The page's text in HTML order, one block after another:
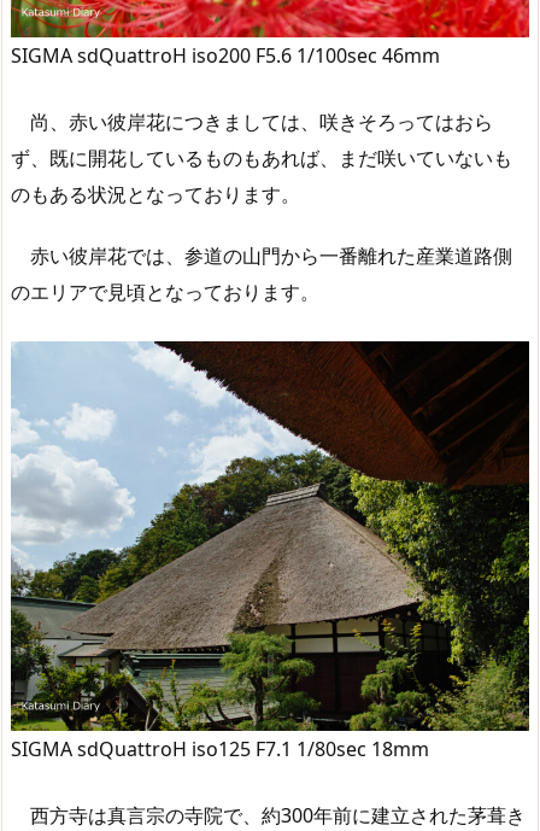
SIGMA sdQuattroH iso200 F5.6 1/100sec 46mm
尚、赤い彼岸花につきましては、咲きそろってはおら
ず、既に開花しているものもあれば、まだ咲いていないも
のもある状況となっております。
赤い彼岸花では、参道の山門から一番離れた産業道路側
のエリアで見頃となっております。
SIGMA sdQuattroH iso125 F7.1 1/80sec 18mm
西方寺は真言宗の寺院で、約300年前に建立された茅葺き